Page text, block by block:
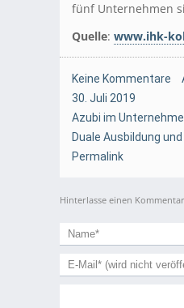
fünf Unternehmen
Quelle: www.ihk-
Keine Kommentare
30. Juli 2019
Azubi im
Duale Ausbildung
Permalink
Hinterlasse einen Kommentar